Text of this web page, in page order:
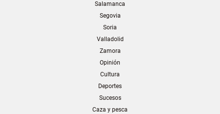
Salamanca
Segovia
Soria
Valladolid
Zamora
Opinión
Cultura
Deportes
Sucesos
Caza y pesca